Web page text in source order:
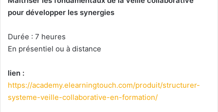
pour développer les synergies
Durée : 7 heures
En présentiel ou à distance
lien :
https://academy.elearningtouch.com/produit/structurer-
systeme-veille-collaborative-en-formation/